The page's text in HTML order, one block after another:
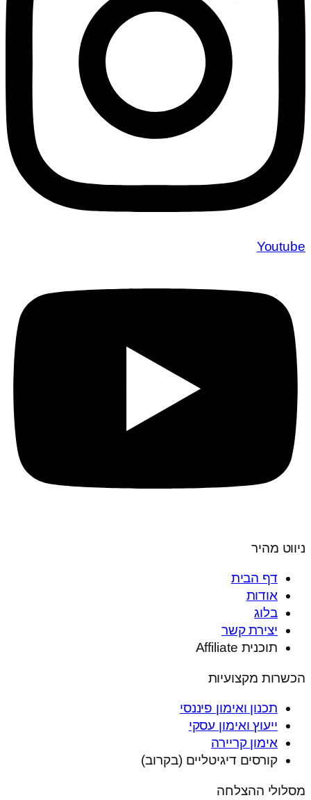
Youtube
ניווט מהיר
דף הבית
אודות
בלוג
יצירת קשר
תוכנית Affiliate
הכשרות מקצועיות
תכנון ואימון פיננסי
ייעוץ ואימון עסקי
אימון קריירה
קורסים דיגיטליים (בקרוב)
מסלולי ההצלחה